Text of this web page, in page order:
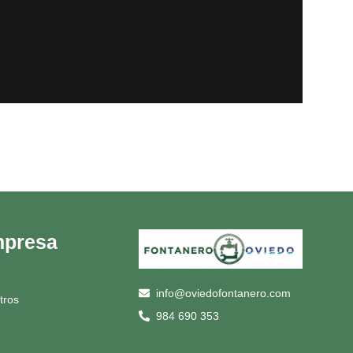
info@oviedofontanero.com
984 690 353